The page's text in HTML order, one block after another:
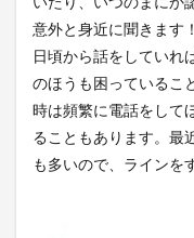
意外と身近に聞きます！
日頃から話をしていれ
のほうも困っているこ
時は頻繁に電話をして
ることもあります。最
も多いので、ラインを